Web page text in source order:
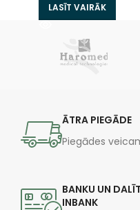
LASĪT VAIRĀK
ĀTRA PIEGĀDE
Piegādes
BANKU UN
INBANK